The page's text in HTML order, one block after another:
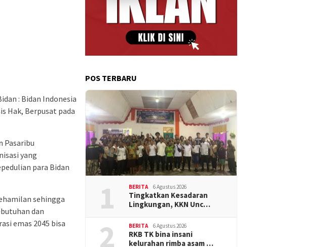
: Bidan Indonesia
Hak, Berpusat pada
Pasaribu
yang
para Bidan
sehingga
dan
emas 2045 bisa
POS TERBARU
1 BERITA 6 Agustus 2026
Tingkatkan Kesadaran
Lingkungan, KKN Unc…
2 BERITA 6 Agustus 2026
RKB TK bina insani
kelurahan rimba asam …